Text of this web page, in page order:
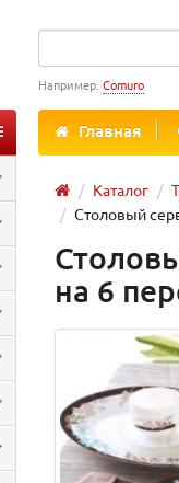
Например: Comuro
Главная
Каталог
Столовый
на 6